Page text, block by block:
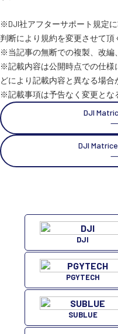
※DJI社アフターサポート規定
判断により規約を変更させて頂
※当記事の無断での複製、改編
※記載内容は公開時点での仕様
どにより記載内容と異なる場合
※記載事項は予告なく変更とな
DJI
DJI
DJI
PGYTECH
SUBLUE